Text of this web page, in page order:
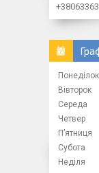
Понеділок
Вівторок
Середа
Четвер
Пʼятниця
Субота
Неділя